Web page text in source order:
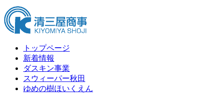
トップページ
新着情報
ダスキン事業
スウィーパー秋田
ゆめの樹ほいくえん